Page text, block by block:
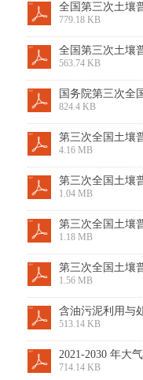
全国第三次土壤
779.18 KB
全国第三次土壤
563.74 KB
国务院第三次全
824.4 KB
第三次全国土壤
4.16 MB
第三次全国土壤
1.04 MB
第三次全国土壤
1.18 MB
第三次全国土壤
1.56 MB
含油污泥利用与
513.14 KB
2021-2030 年大
714.14 KB